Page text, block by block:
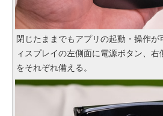
閉じたままでもアプリの起動・操作
ィスプレイの左側面に電源ボタン、
をそれぞれ備える。